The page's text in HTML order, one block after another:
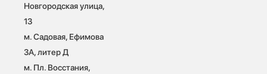
Новгородская улица,
13
м. Садовая, Ефимова
3А, литер Д
м. Пл. Восстания,